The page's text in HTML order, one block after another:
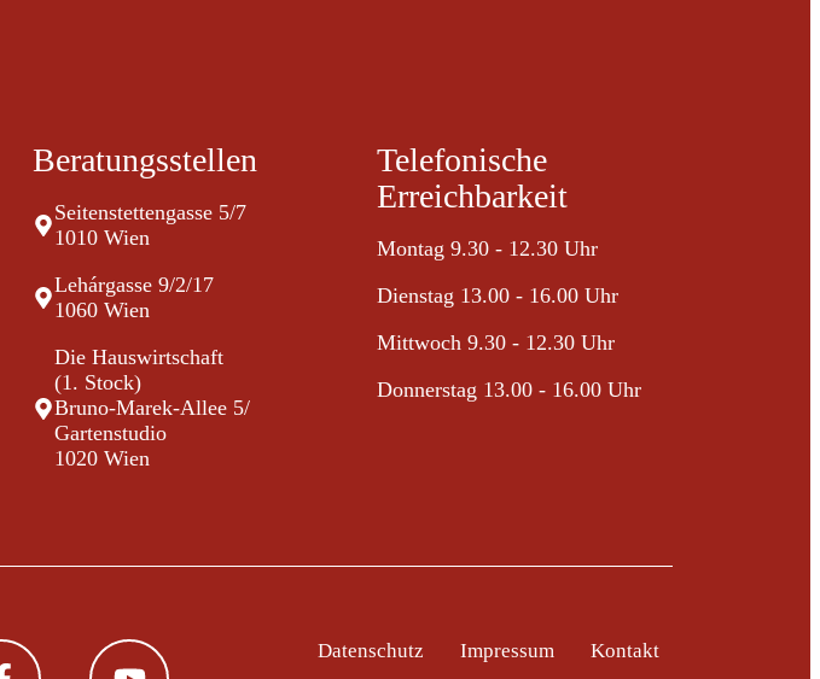
Beratungsstellen
Seitenstettengasse 5/7
1010 Wien
Lehárgasse 9/2/17
1060 Wien
Die Hauswirtschaft
(1. Stock)
Bruno-Marek-Allee 5/
Gartenstudio
1020 Wien
Telefonische
Erreichbarkeit
Montag 9.30 - 12.30 Uhr
Dienstag 13.00 - 16.00 Uhr
Mittwoch 9.30 - 12.30 Uhr
Donnerstag 13.00 - 16.00 Uhr
Datenschutz Impressum Kontakt